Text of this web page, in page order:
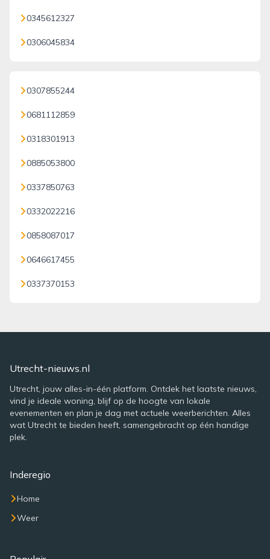
0345612327
0306045834
0307855244
0681112859
0318301913
0885053800
0337850763
0332022216
0858087017
0646617455
0337370153
Utrecht-nieuws.nl
Utrecht, jouw alles-in-één platform. Ontdek het laatste nieuws,
vind je ideale woning, blijf op de hoogte van lokale
evenementen en plan je dag met actuele weerberichten. Alles
wat Utrecht te bieden heeft, samengebracht op één handige
plek.
Inderegio
Home
Weer